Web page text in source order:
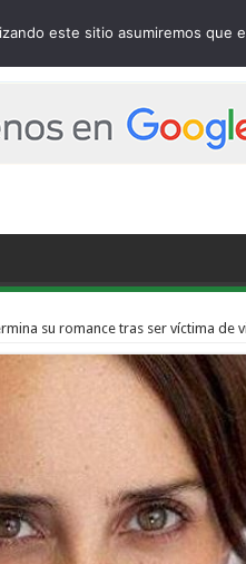
su romance tras ser víctima de
este sitio asumiremos que